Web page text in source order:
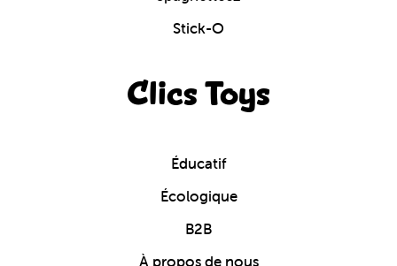
Stick-O
Clics Toys
Éducatif
Écologique
B2B
À propos de nous